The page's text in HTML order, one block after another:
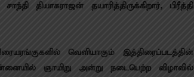
தியாகராஜன் தயாரித்திருக்கிறார், பிரீத்தி
வெளியாகும் இத்திரைப்படத்தின்
ஞாயிறு அன்று நடைபெற்ற விழாவில்